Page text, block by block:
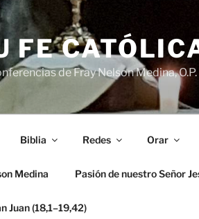
FE
de Fray Nelson Medina, O.P.
Biblia Redes Orar
Medina Pasión de nuestro Señor
Juan (18,1–19,42)